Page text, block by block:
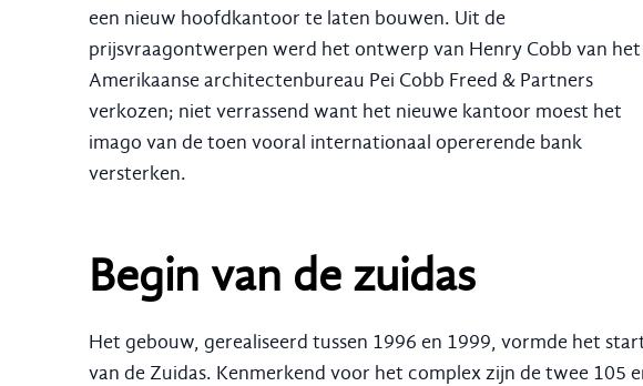
een nieuw hoofdkantoor te laten bouwen. Uit de
prijsvraagontwerpen werd het ontwerp van Henry Cobb van het
Amerikaanse architectenbureau Pei Cobb Freed & Partners
verkozen; niet verrassend want het nieuwe kantoor moest het
imago van de toen vooral internationaal opererende bank
versterken.
Begin van de zuidas
Het gebouw, gerealiseerd tussen 1996 en 1999, vormde het
van de Zuidas. Kenmerkend voor het complex zijn de twee 105